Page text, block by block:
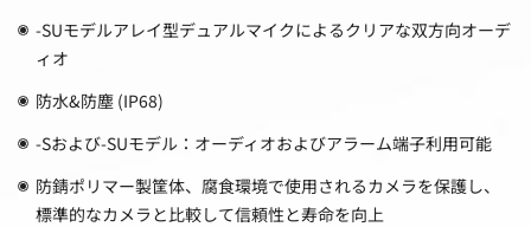
-SUモデルアレイ型デュアルマイクによるクリアな双方向オーデ
ィオ
防水&防塵 (IP68)
-Sおよび-SUモデル：オーディオおよびアラーム端子利用可能
防錆ポリマー製筐体、腐食環境で使用されるカメラを保護し、
標準的なカメラと比較して信頼性と寿命を向上